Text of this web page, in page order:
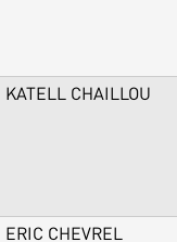
KATELL CHAILLOU
ERIC CHEVREL